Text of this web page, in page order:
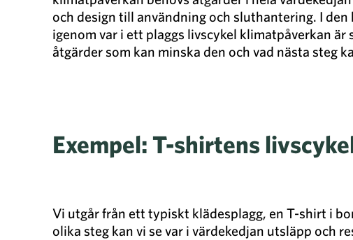
och design till användning och sluthantering. I den
igenom var i ett plaggs livscykel klimatpåverkan är
åtgärder som kan minska den och vad nästa steg
Exempel: T-shirtens
Vi utgår från ett typiskt klädesplagg, en T-shirt i
olika steg kan vi se var i värdekedjan utsläpp och